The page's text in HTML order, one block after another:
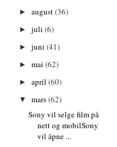
► august(36)
► juli (6)
► juni (41)
► mai (62)
► april (60)
▼ mars(62)
Sony vil selge film på
nett og mobilSony
vil åpne ...